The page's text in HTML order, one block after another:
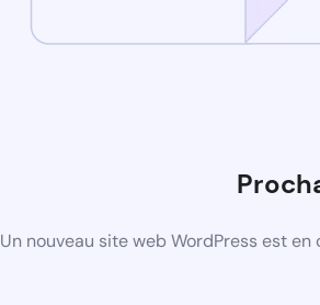
Un nouveau site web WordPress est